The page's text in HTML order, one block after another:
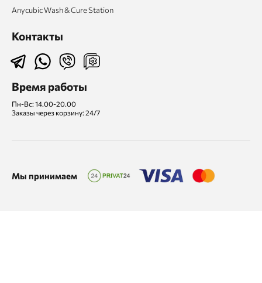
Anycubic Wash & Cure Station
Контакты
Время работы
Пн-Вс: 14.00-20.00
Заказы через корзину: 24/7
Мы принимаем